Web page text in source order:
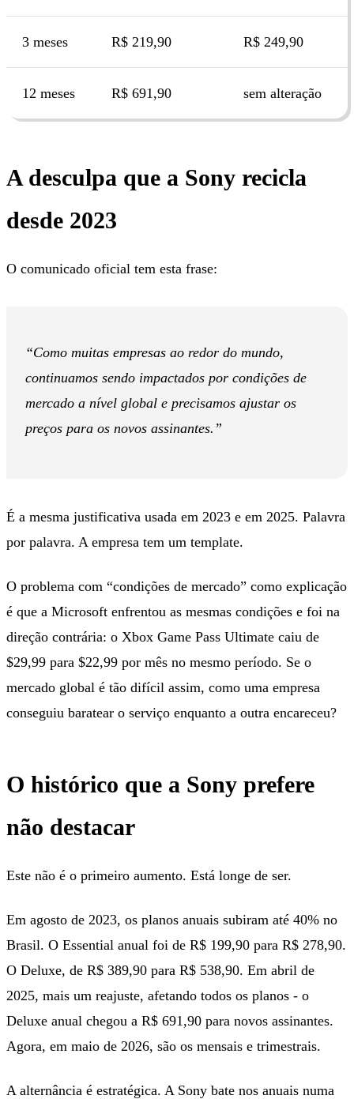
3 meses R$ 219,90 R$ 249,90
12 meses R$ 691,90 sem alteração
A desculpa que a Sony recicla
desde 2023
O comunicado oficial tem esta frase:
“Como muitas empresas ao redor do mundo,
continuamos sendo impactados por condições de
mercado a nível global e precisamos ajustar os
preços para os novos assinantes.”
É a mesma justificativa usada em 2023 e em 2025. Palavra
por palavra. A empresa tem um template.
O problema com “condições de mercado” como explicação
é que a Microsoft enfrentou as mesmas condições e foi na
direção contrária: o Xbox Game Pass Ultimate caiu de
$29,99 para $22,99 por mês no mesmo período. Se o
mercado global é tão difícil assim, como uma empresa
conseguiu baratear o serviço enquanto a outra encareceu?
O histórico que a Sony prefere
não destacar
Este não é o primeiro aumento. Está longe de ser.
Em agosto de 2023, os planos anuais subiram até 40% no
Brasil. O Essential anual foi de R$ 199,90 para R$ 278,90.
O Deluxe, de R$ 389,90 para R$ 538,90. Em abril de
2025, mais um reajuste, afetando todos os planos - o
Deluxe anual chegou a R$ 691,90 para novos assinantes.
Agora, em maio de 2026, são os mensais e trimestrais.
A alternância é estratégica. A Sony bate nos anuais numa